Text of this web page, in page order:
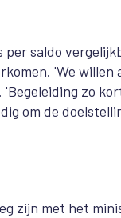
saldo
'We willen
zo
om de
zijn met het